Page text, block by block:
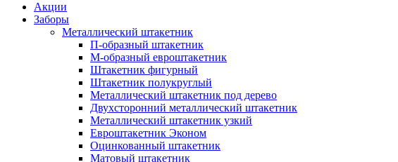
Акции
Заборы
Металлический штакетник
П-образный штакетник
М-образный евроштакетник
Штакетник фигурный
Штакетник полукруглый
Металлический штакетник под дерево
Двухсторонний металлический штакетник
Металлический штакетник узкий
Евроштакетник Эконом
Оцинкованный штакетник
Матовый штакетник